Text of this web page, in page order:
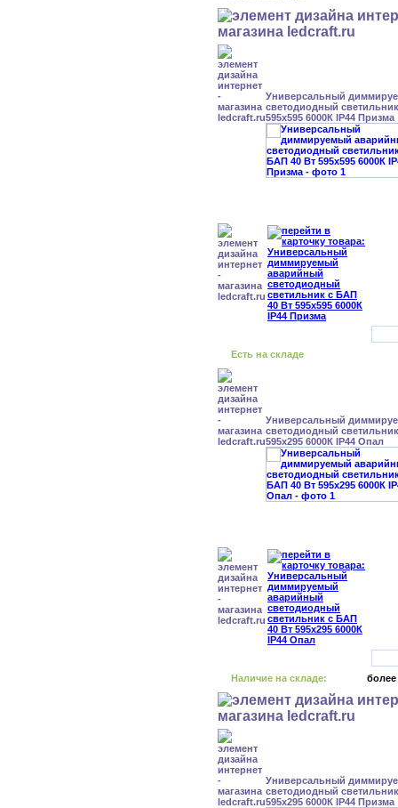
Универсальный
светодиодный
595x595 6000К IP44 Призма
Есть на складе
Универсальный
светодиодный
595x295 6000К IP44 Опал
Наличие на складе: более
Универсальный
светодиодный
595x295 6000К IP44 Призма